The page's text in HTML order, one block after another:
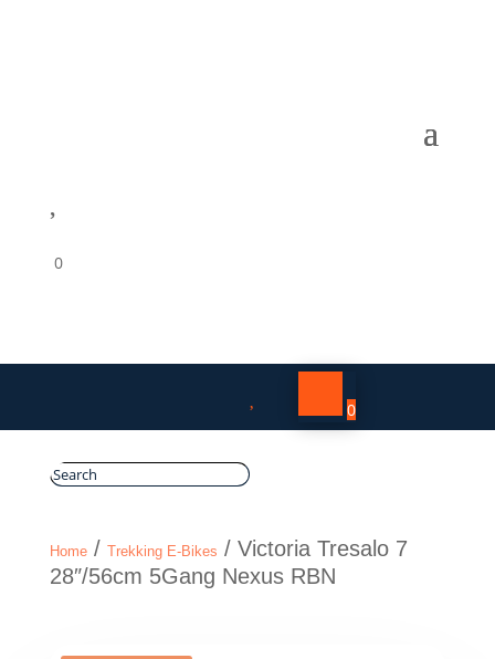
0
0
Home/ Trekking E-Bikes / Victoria Tresalo 7
28″/56cm 5Gang Nexus RBN